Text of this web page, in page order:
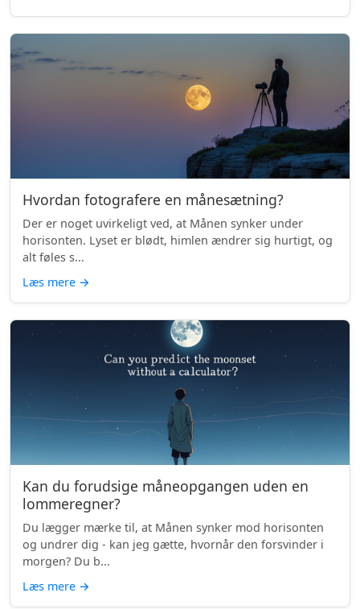
Hvordan fotografere en månesætning?
Der er noget uvirkeligt ved, at Månen synker under
horisonten. Lyset er blødt, himlen ændrer sig hurtigt, og
alt føles s...
Læs mere →
Kan du forudsige måneopgangen uden en
lommeregner?
Du lægger mærke til, at Månen synker mod horisonten
og undrer dig - kan jeg gætte, hvornår den forsvinder i
morgen? Du b...
Læs mere →